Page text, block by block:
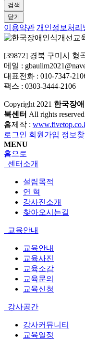
검색
닫기
이용약관 개인정보처리
[39872] 경북 구미시 형
메일 :
대표전화 : 010-7347-
팩스 : 0303-3444-2106
Copyright 2021 한국장
북센터 All rights
홈제작 :
로그인 회원가입 정보찾
MENU
홈으로
센터소개
설립목적
연 혁
강사진소개
찾아오시는길
교육안내
교육안내
교육사진
교육소감
교육문의
교육신청
강사공간
강사커뮤니티
교육일정